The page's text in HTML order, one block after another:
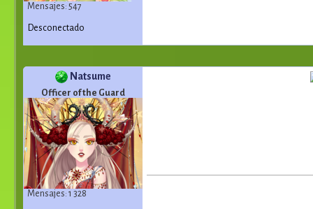
Mensajes: 547
Desconectado
Natsume
Officer of the Guard
Mensajes: 1 328